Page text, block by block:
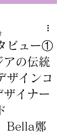
ビュー①
アの伝統
ザインコ
ザイナー
Bella鄭